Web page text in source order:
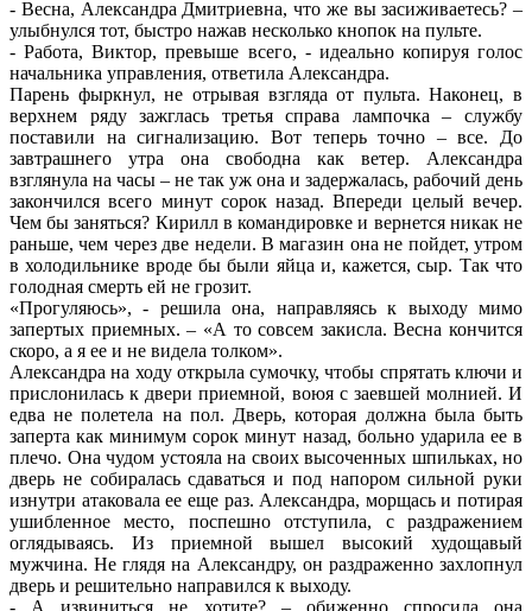
- Весна, Александра Дмитриевна, что же вы засиживаетесь? –
улыбнулся тот, быстро нажав несколько кнопок на пульте.
- Работа, Виктор, превыше всего, - идеально копируя голос
начальника управления, ответила Александра.
Парень фыркнул, не отрывая взгляда от пульта. Наконец, в
верхнем ряду зажглась третья справа лампочка – службу
поставили на сигнализацию. Вот теперь точно – все. До
завтрашнего утра она свободна как ветер. Александра
взглянула на часы – не так уж она и задержалась, рабочий день
закончился всего минут сорок назад. Впереди целый вечер.
Чем бы заняться? Кирилл в командировке и вернется никак не
раньше, чем через две недели. В магазин она не пойдет, утром
в холодильнике вроде бы были яйца и, кажется, сыр. Так что
голодная смерть ей не грозит.
«Прогуляюсь», - решила она, направляясь к выходу мимо
запертых приемных. – «А то совсем закисла. Весна кончится
скоро, а я ее и не видела толком».
Александра на ходу открыла сумочку, чтобы спрятать ключи и
прислонилась к двери приемной, воюя с заевшей молнией. И
едва не полетела на пол. Дверь, которая должна была быть
заперта как минимум сорок минут назад, больно ударила ее в
плечо. Она чудом устояла на своих высоченных шпильках, но
дверь не собиралась сдаваться и под напором сильной руки
изнутри атаковала ее еще раз. Александра, морщась и потирая
ушибленное место, поспешно отступила, с раздражением
оглядываясь. Из приемной вышел высокий худощавый
мужчина. Не глядя на Александру, он раздраженно захлопнул
дверь и решительно направился к выходу.